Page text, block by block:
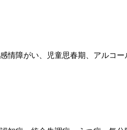
障がい、児童思春期、アルコー